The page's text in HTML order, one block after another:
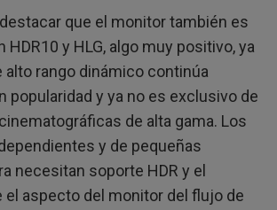
que el monitor también es
y HLG, algo muy positivo, ya
alto rango dinámico continúa
popularidad y ya no es exclusivo de
de alta gama. Los
y de pequeñas
necesitan soporte HDR y el
el aspecto del monitor del flujo de